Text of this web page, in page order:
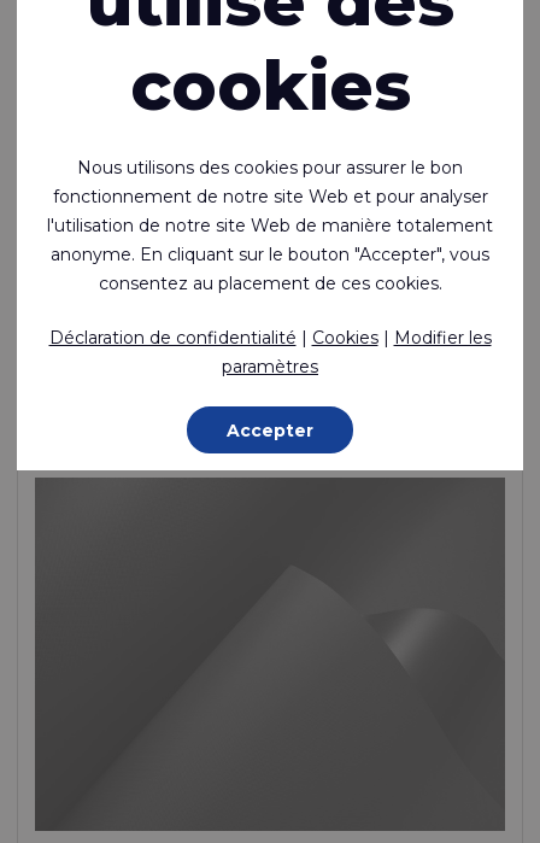
Riverseal® 70 RS ULW
Ultraléger, soudable, enduit de TPU sur une face, nylon
ripstop
Polyamide (Nylon) - 78 Dtex , Polyuréthane thermoplastique
Fabriqué sur commande
cookies
Nous utilisons des cookies pour assurer le bon
fonctionnement de notre site Web et pour analyser
l'utilisation de notre site Web de manière totalement
anonyme. En cliquant sur le bouton "Accepter", vous
consentez au placement de ces cookies.
Déclaration de confidentialité | Cookies| Modifier les
paramètres
Accepter